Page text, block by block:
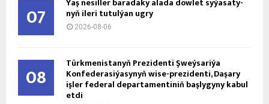
07 Ýaş ne­sil­ler ba­ra­da­ky ala­da döw­let sy­ýa­sa­ty­
nyň ile­ri tu­tul­ýan ug­ry
2026-08-06
08 Türkmenistanyň Prezidenti Şweýsariýa
Konfederasiýasynyň wise-prezidenti, Daşary
işler federal departamentiniň başlygyny kabul
etdi